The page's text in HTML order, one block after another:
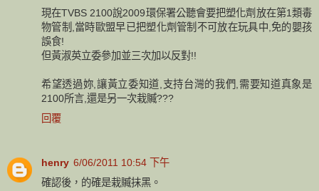
現在TVBS 2100說2009環保署公聽會要把塑化劑放在第1類毒
物管制,當時歐盟早已把塑化劑管制不可放在玩具中,免的嬰孩
誤食!
但黃淑英立委參加並三次加以反對!!
希望透過妳,讓黃立委知道,支持台灣的我們,需要知道真象是
2100所言,還是另一次栽贓???
回覆
henry 6/06/2011 10:54 下午
確認後，的確是栽贓抹黑。